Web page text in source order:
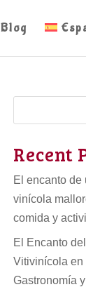
Blog
Recent
El encanto de
vinícola
comida y
El Encanto
Vitivinícola en
Gastronomía